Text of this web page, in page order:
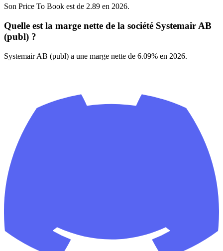
Son Price To Book est de 2.89 en 2026.
Quelle est la marge nette de la société Systemair AB
(publ) ?
Systemair AB (publ) a une marge nette de 6.09% en 2026.